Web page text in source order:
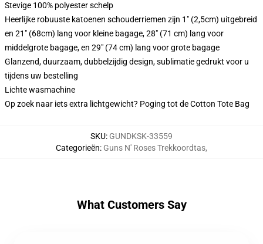
Stevige 100% polyester schelp
Heerlijke robuuste katoenen schouderriemen zijn 1" (2,5cm) uitgebreid
en 21" (68cm) lang voor kleine bagage, 28" (71 cm) lang voor
middelgrote bagage, en 29" (74 cm) lang voor grote bagage
Glanzend, duurzaam, dubbelzijdig design, sublimatie gedrukt voor u
tijdens uw bestelling
Lichte wasmachine
Op zoek naar iets extra lichtgewicht? Poging tot de Cotton Tote Bag
SKU: GUNDKSK-33559
Categorieën: Guns N' Roses Trekkoordtas,
What Customers Say